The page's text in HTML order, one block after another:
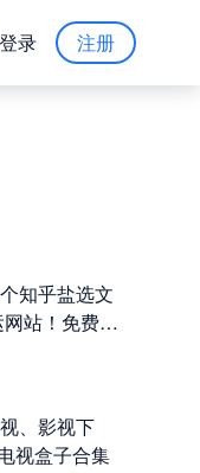
注册
登录
知乎盐选文
站！免费看
、影视下
视盒子合集